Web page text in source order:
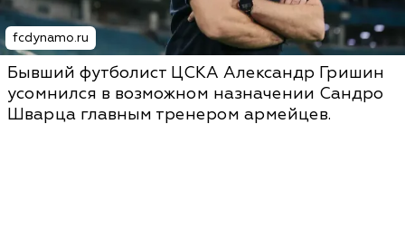
fcdynamo.ru
Бывший футболист ЦСКА Александр Гришин
усомнился в возможном назначении Сандро
Шварца главным тренером армейцев.